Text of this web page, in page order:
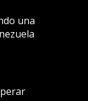
una